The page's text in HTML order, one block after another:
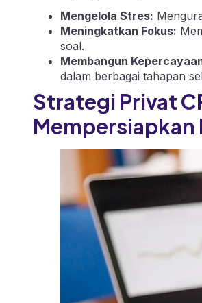
Mengelola Stres:
Meningkatkan Fokus:
soal.
Membangun
dalam berbagai tahapan
Strategi Privat
Mempersiapkan